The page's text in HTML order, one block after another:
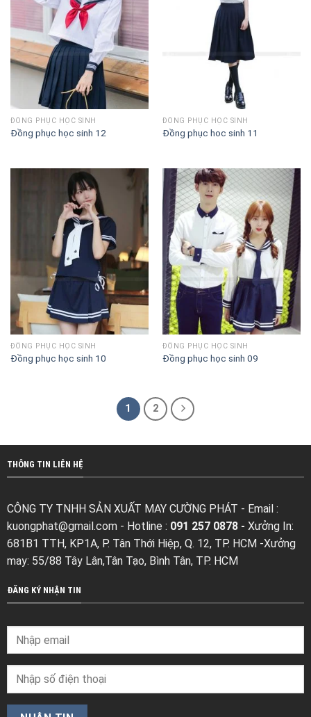
ĐỒNG PHỤC HỌC SINH
Đồng phục học sinh 12
ĐỒNG PHỤC HỌC SINH
Đồng phục hoc sinh 11
ĐỒNG PHỤC HỌC SINH
Đồng phục học sinh 10
ĐỒNG PHỤC HỌC SINH
Đồng phục học sinh 09
1 2
THÔNG TIN LIÊN HỆ
CÔNG TY TNHH SẢN XUẤT MAY CƯỜNG PHÁT - Email :
kuongphat@gmail.com- Hotline : 091 257 0878 - Xưởng In:
681B1 TTH, KP1A, P. Tân Thới Hiệp, Q. 12, TP. HCM -Xưởng
may: 55/88 Tây Lân,Tân Tạo, Bình Tân, TP. HCM
ĐĂNG KÝ NHẬN TIN